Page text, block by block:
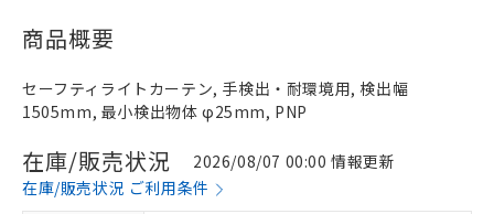
商品概要
セーフティライトカーテン, 手検出・耐環境用, 検出幅
1505mm, 最小検出物体 φ25mm, PNP
在庫/販売状況
2026/08/07 00:00 情報更新
在庫/販売状況 ご利用条件